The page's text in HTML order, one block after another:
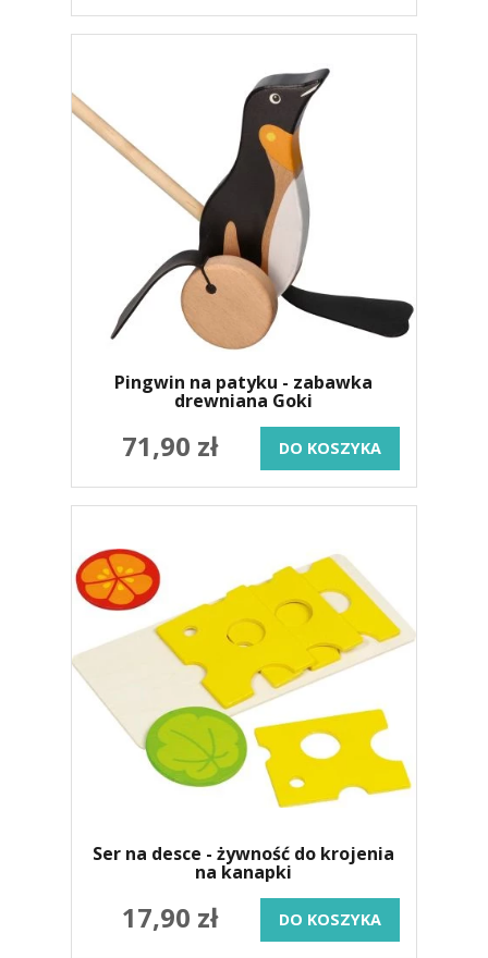
Pingwin na patyku - zabawka
drewniana Goki
71,90 zł DO KOSZYKA
Ser na desce - żywność do krojenia
na kanapki
17,90 zł DO KOSZYKA